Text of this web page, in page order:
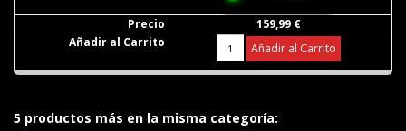
159,99 €
Añadir al Carrito
5 productos más en la misma categoría: